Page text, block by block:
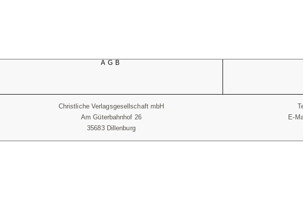
AGB
Christliche Verlagsgesellschaft mbH
Am Güterbahnhof 26
35683 Dillenburg
E-